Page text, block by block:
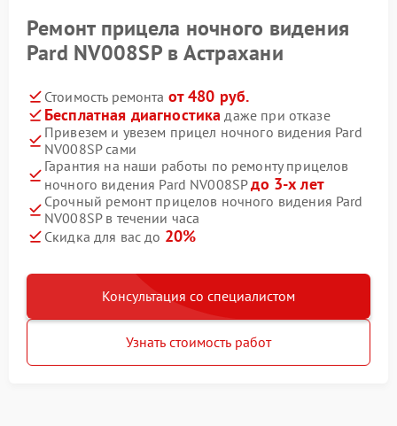
Ремонт прицела ночного видения
Pard NV008SP в Астрахани
Стоимость ремонта от 480 руб.
Бесплатная диагностика даже при отказе
Привезем и увезем прицел ночного видения Pard
NV008SP сами
Гарантия на наши работы по ремонту прицелов
ночного видения Pard NV008SPдо 3-х лет
Срочный ремонт прицелов ночного видения Pard
NV008SP в течении часа
Скидка для вас до 20%
Консультация со специалистом
Узнать стоимость работ